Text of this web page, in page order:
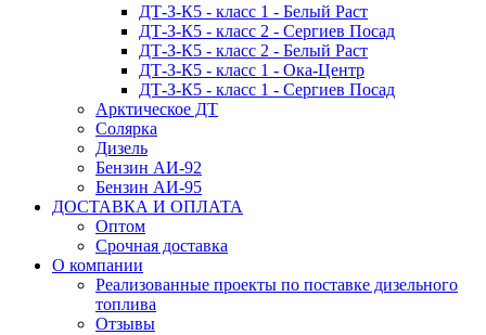
ДТ-З-К5 - класс 1 - Белый Раст
ДТ-З-К5 - класс 2 - Сергиев Посад
ДТ-З-К5 - класс 2 - Белый Раст
ДТ-З-К5 - класс 1 - Ока-Центр
ДТ-З-К5 - класс 1 - Сергиев Посад
Арктическое ДТ
Солярка
Дизель
Бензин АИ-92
Бензин АИ-95
ДОСТАВКА И ОПЛАТА
Оптом
Срочная доставка
О компании
Реализованные проекты по поставке дизельного
топлива
Отзывы